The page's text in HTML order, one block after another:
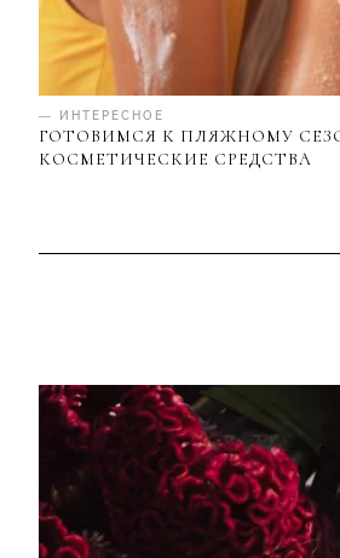
— ИНТЕРЕСНОЕ
ГОТОВИМСЯ К ПЛЯЖНОМУ
КОСМЕТИЧЕСКИЕ СРЕДСТВА